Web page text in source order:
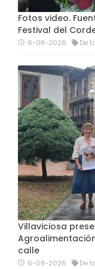
Fotos video.
Festival del
6-08-2026 De
Villaviciosa
calle
6-08-2026 De